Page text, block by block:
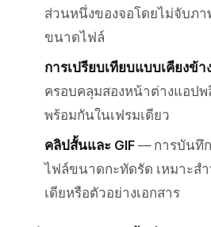
ส่วนหนึ่งของจอโดยไม่จับภ
ขนาดไฟล์
การเปรียบเทียบแบบเคียงข้า
ครอบคลุมสองหน้าต่างแอป
พร้อมกันในเฟรมเดียว
คลิปสั้นและ GIF — การบันทึ
ไฟล์ขนาดกะทัดรัด เหมาะส
เดียหรือตัวอย่างเอกสาร